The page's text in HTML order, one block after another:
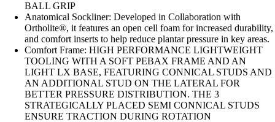
BALL GRIP
Anatomical Sockliner: Developed in Collaboration with
Ortholite®, it features an open cell foam for increased durability,
and comfort inserts to help reduce plantar pressure in key areas.
Comfort Frame: HIGH PERFORMANCE LIGHTWEIGHT
TOOLING WITH A SOFT PEBAX FRAME AND AN
LIGHT LX BASE, FEATURING CONNICAL STUDS AND
AN ADDITIONAL STUD ON THE LATERAL FOR
BETTER PRESSURE DISTRIBUTION. THE 3
STRATEGICALLY PLACED SEMI CONNICAL STUDS
ENSURE TRACTION DURING ROTATION